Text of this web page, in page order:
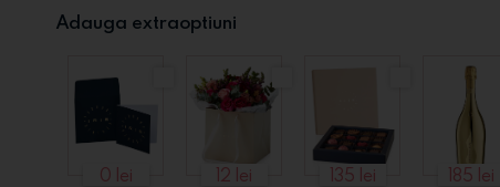
Adauga extraoptiuni
0 lei 12 lei 135 lei 185 lei